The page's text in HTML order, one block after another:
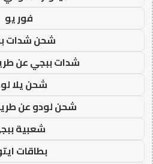
فور يو
شحن شدات
شدات ببجي عن
شحن يلا
شحن لودو عن
شعبية
بطاقات